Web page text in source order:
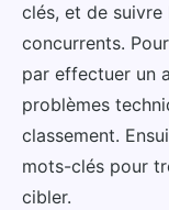
clés, et de
concurrents.
par effectuer un
problèmes
classement.
mots-clés pour
cibler.